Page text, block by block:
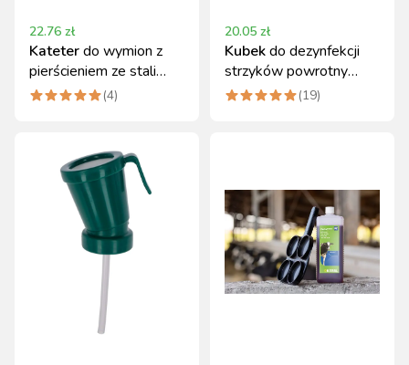
22.76 zł
Kateterdo wymion z
pierścieniem ze stali
nierdzewnej Kerbl
(4)
20.05 zł
Kubekdo dezynfekcji
strzyków powrotny
zielony 300 ml Kerbl
(19)